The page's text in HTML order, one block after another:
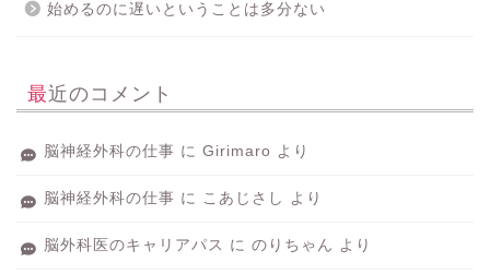
始めるのに遅いということは多分ない
最近のコメント
脳神経外科の仕事 に Girimaro より
脳神経外科の仕事 に こあじさし より
脳外科医のキャリアパス に のりちゃん より